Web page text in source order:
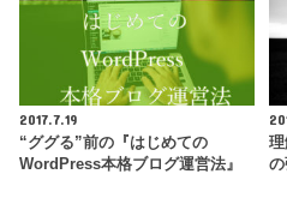
2017.7.19
“ググる”前の『はじめての
WordPress本格ブログ運営法』
の